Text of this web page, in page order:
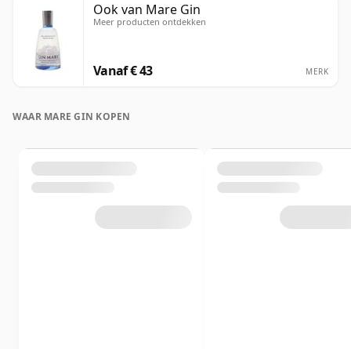
Ook van Mare Gin
Meer producten ontdekken
Vanaf € 43 MERK
WAAR MARE GIN KOPEN